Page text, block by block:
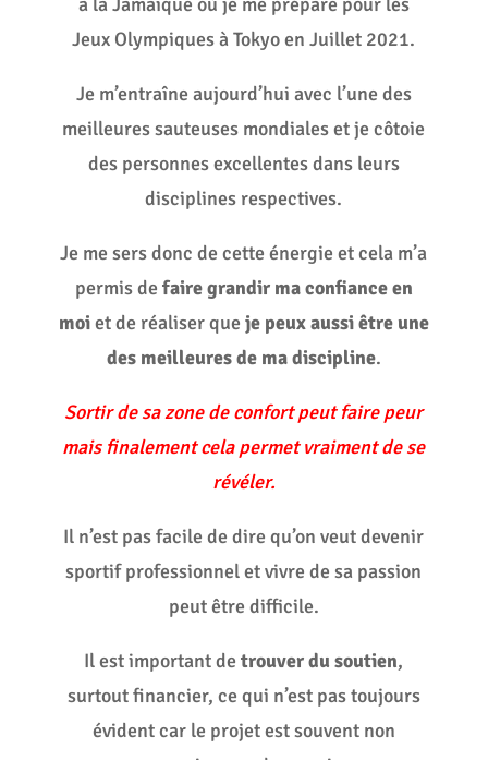
Jeux Olympiques à Tokyo en Juillet 2021.
Je m’entraîne aujourd’hui avec l’une des
meilleures sauteuses mondiales et je côtoie
des personnes excellentes dans leurs
disciplines respectives.
Je me sers donc de cette énergie et cela m’a
permis de faire grandir ma confiance en
moiet de réaliser que je peux aussi être une
des meilleures de ma discipline.
Sortir de sa zone de confort peut faire peur
mais finalement cela permet vraiment de se
révéler.
Il n’est pas facile de dire qu’on veut devenir
sportif professionnel et vivre de sa passion
peut être difficile.
Il est important de trouver du soutien,
surtout financier, ce qui n’est pas toujours
évident car le projet est souvent non